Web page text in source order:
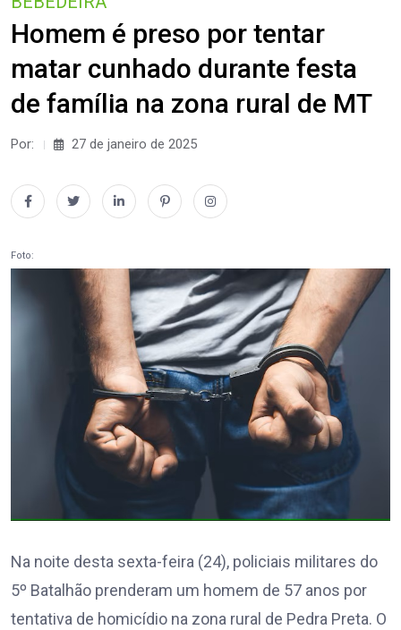
Homem é preso por tentar
matar cunhado durante festa
de família na zona rural de MT
Por: 27 de janeiro de 2025
Foto:
Na noite desta sexta-feira (24), policiais militares do
5º Batalhão prenderam um homem de 57 anos por
tentativa de homicídio na zona rural de Pedra Preta. O